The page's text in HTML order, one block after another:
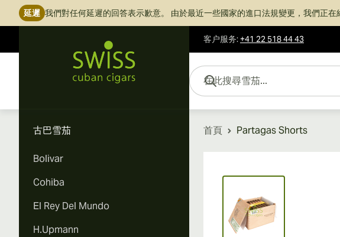
延遲 我們對任何延遲的回答表示歉意。 由於最近一些國家的進口法規變更，我們正
客户服务:+41 22 518 44 43
在此搜尋雪茄...
古巴雪茄
Bolivar
Cohiba
El Rey Del Mundo
H.Upmann
首頁 Partagas Shorts
View larger image